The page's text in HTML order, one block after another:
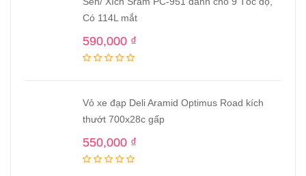
Có 114L mắt
590,000 ₫
Vỏ xe đạp Deli Aramid Optimus Road kích
thướt 700x28c gấp
550,000 ₫